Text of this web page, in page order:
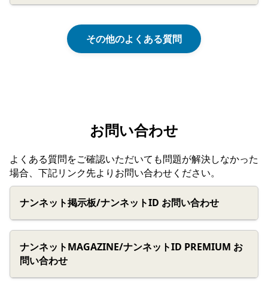
その他のよくある質問
お問い合わせ
よくある質問をご確認いただいても問題が解決しなかった
場合、下記リンク先よりお問い合わせください。
ナンネット掲示板/ナンネットID お問い合わせ
ナンネットMAGAZINE/ナンネットID PREMIUM お
問い合わせ